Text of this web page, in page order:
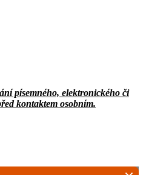
písemného, elektronického či
kontaktem osobním.